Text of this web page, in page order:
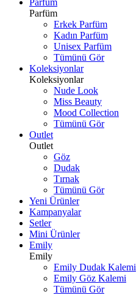
Parfüm
Parfüm
Erkek Parfüm
Kadın Parfüm
Unisex Parfüm
Tümünü Gör
Koleksiyonlar
Koleksiyonlar
Nude Look
Miss Beauty
Mood Collection
Tümünü Gör
Outlet
Outlet
Göz
Dudak
Tırnak
Tümünü Gör
Yeni Ürünler
Kampanyalar
Setler
Mini Ürünler
Emily
Emily
Emily Dudak Kalemi
Emily Göz Kalemi
Tümünü Gör